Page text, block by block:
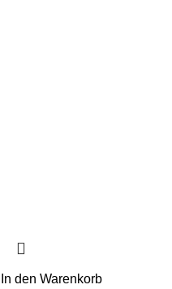
In den Warenkorb